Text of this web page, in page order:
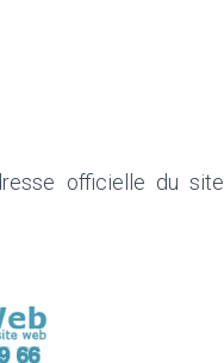
officielle du site